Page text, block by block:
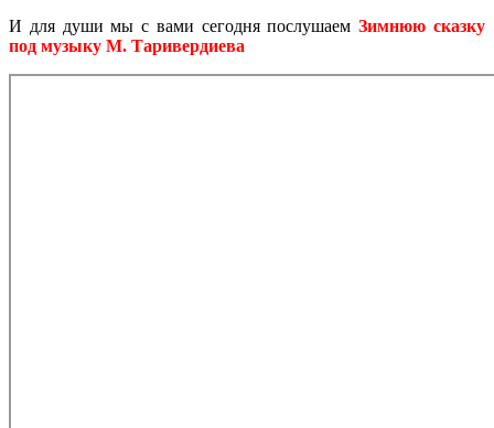
И для души мы с вами сегодня послушаемЗимнюю сказку
под музыку М. Таривердиева